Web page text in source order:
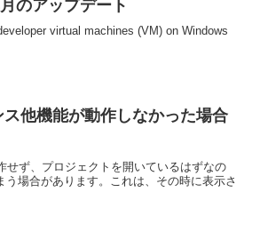
のアップデート
virtual machines (VM) on Windows
他機能が動作しなかった場合
ず、プロジェクトを開いているはずなの
場合があります。これは、その時に表示さ